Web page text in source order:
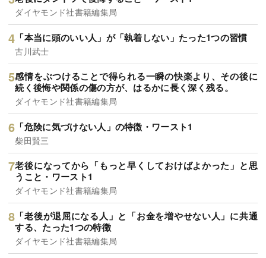
ダイヤモンド社書籍編集局
「本当に頭のいい人」が「執着しない」たった1つの習慣
古川武士
感情をぶつけることで得られる一瞬の快楽より、その後に
続く後悔や関係の傷の方が、はるかに長く深く残る。
ダイヤモンド社書籍編集局
「危険に気づけない人」の特徴・ワースト1
柴田賢三
老後になってから「もっと早くしておけばよかった」と思
うこと・ワースト1
ダイヤモンド社書籍編集局
「老後が退屈になる人」と「お金を増やせない人」に共通
する、たった1つの特徴
ダイヤモンド社書籍編集局